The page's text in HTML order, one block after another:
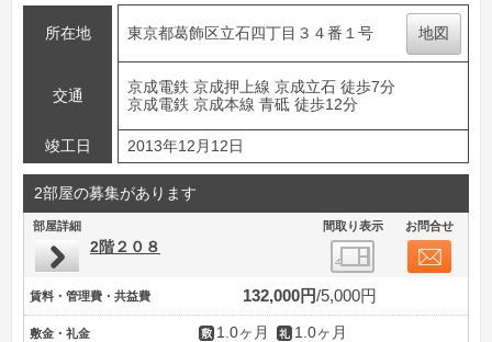
所在地 東京都葛飾区立石四丁目３４番１号 地図
交通
京成電鉄 京成押上線 京成立石 徒歩7分
京成電鉄 京成本線 青砥 徒歩12分
竣工日 2013年12月12日
2部屋の募集があります
部屋詳細 間取り表示 お問合せ
2階２０８
賃料・管理費・共益費 132,000円 5,000円
敷金・礼金 1.0ヶ月 1.0ヶ月